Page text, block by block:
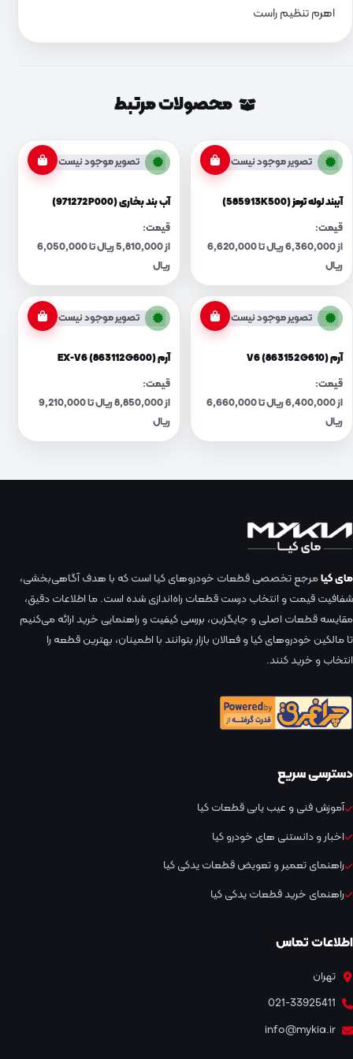
اهرم تنظیم راست
محصولات مرتبط
تصویر موجود نیست
آببند لوله ترمز (585913K500)
قیمت:
از 6,360,000 ریال تا 6,620,000
ریال
تصویر موجود نیست
آب بند بخاری (971272P000)
قیمت:
از 5,810,000 ریال تا 6,050,000
ریال
تصویر موجود نیست
آرم V6 (863152G610)
قیمت:
از 6,400,000 ریال تا 6,660,000
ریال
تصویر موجود نیست
آرم EX-V6 (863112G600)
قیمت:
از 8,850,000 ریال تا 9,210,000
ریال
مای کیامرجع تخصصی قطعات خودروهای کیا است که با هدف آگاهی‌بخشی،
شفافیت قیمت و انتخاب درست قطعات راه‌اندازی شده است. ما اطلاعات دقیق،
مقایسه قطعات اصلی و جایگزین، بررسی کیفیت و راهنمایی خرید ارائه می‌کنیم
تا مالکین خودروهای کیا و فعالان بازار بتوانند با اطمینان، بهترین قطعه را
انتخاب و خرید کنند.
دسترسی سریع
آموزش فنی و عیب یابی قطعات کیا
اخبار و دانستنی های خودرو کیا
راهنمای تعمیر و تعویض قطعات یدکی کیا
راهنمای خرید قطعات یدکی کیا
اطلاعات تماس
تهران
021-33925411
info@mykia.ir